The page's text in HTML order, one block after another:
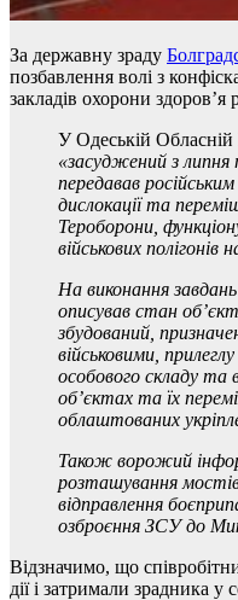
За державну зраду
позбавлення волі з
закладів охорони здоров’я
У Одеській Обласній
«засуджений з липня
передавав
дислокації та
Тероборони,
військових полігонів
На виконання
описував стан
збудований,
військовими,
особового складу та
об’єктах та їх
облаштованих
Також ворожий
розташування
відправлення
озброєння ЗСУ до
Відзначимо, що
дії і затримали зрадника у